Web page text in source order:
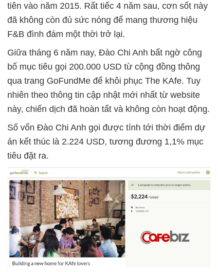
tiên vào năm 2015. Rất tiếc 4 năm sau, cơn sốt này
đã không còn đủ sức nóng để mang thương hiệu
F&B đình đám một thời trở lại.
Giữa tháng 6 năm nay, Đào Chi Anh bất ngờ công
bố mục tiêu gọi 200.000 USD từ cộng đồng thông
qua trang GoFundMe để khôi phục The KAfe. Tuy
nhiên theo thông tin cập nhật mới nhất từ website
này, chiến dịch đã hoàn tất và không còn hoạt động.
Số vốn Đào Chi Anh gọi được tính tới thời điểm dự
án kết thúc là 2.224 USD, tương đương 1,1% mục
tiêu đặt ra.